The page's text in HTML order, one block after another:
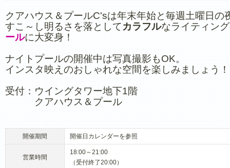
クアハウス＆プールC'sは年末年始と毎週土曜日の
すこ～し明るさを落としてカラフルなライティン
ールに大変身！
ナイトプールの開催中は写真撮影もOK。
インスタ映えのおしゃれな空間を楽しみましょう！
受付：ウイングタワー地下1階
クアハウス＆プール
開催期間 開催日カレンダーを参照
営業時間
18:00～21:00
（受付終了20:00）